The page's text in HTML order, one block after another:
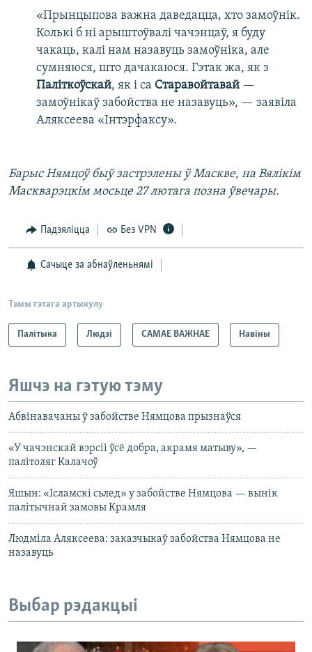
«Прынцыпова важна даведацца, хто замоўнік.
Колькі б ні арыштоўвалі чачэнцаў, я буду
чакаць, калі нам назавуць замоўніка, але
сумняюся, што дачакаюся. Гэтак жа, як з
Паліткоўскай, як і са Старавойтавай —
замоўнікаў забойства не назавуць», — заявіла
Аляксеева «Інтэрфаксу».
Барыс Нямцоў быў застрэлены ў Маскве, на Вялікім
Маскварэцкім мосьце 27 лютага позна ўвечары.
Падзяліцца Без VPN
Сачыце за абнаўленьнямі
Тэмы гэтага артыкулу
Палітыка Людзі САМАЕ ВАЖНАЕ Навіны
Яшчэ на гэтую тэму
Абвінавачаны ў забойстве Нямцова прызнаўся
«У чачэнскай вэрсіі ўсё добра, акрамя матыву», —
палітоляг Калачоў
Яшын: «Ісламскі сьлед» у забойстве Нямцова — вынік
палітычнай замовы Крамля
Людміла Аляксеева: заказчыкаў забойства Нямцова не
назавуць
Выбар рэдакцыі